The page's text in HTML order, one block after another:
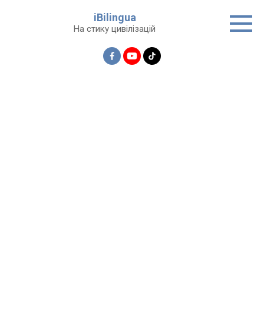
iBilingua
На стику цивілізацій